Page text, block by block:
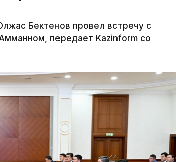
Бектенов провел встречу с
передает Kazinform со